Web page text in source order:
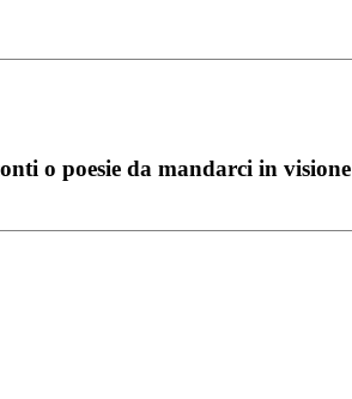
o poesie da mandarci in visione